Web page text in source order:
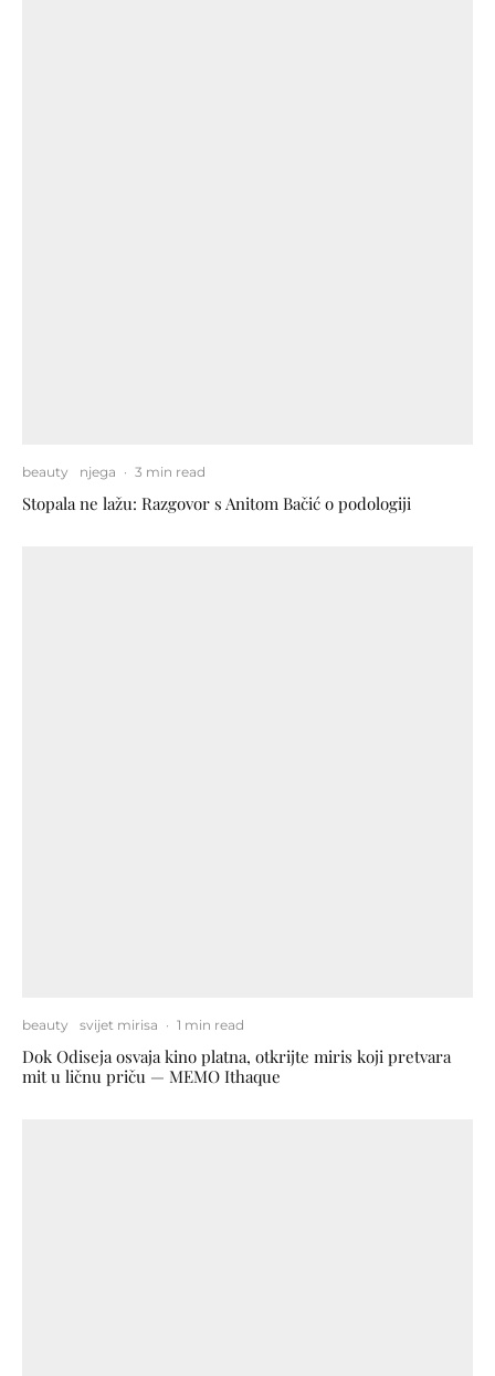
beauty njega · 3 min read
Stopala ne lažu: Razgovor s Anitom Bačić o podologiji
beauty svijet mirisa · 1 min read
Dok Odiseja osvaja kino platna, otkrijte miris koji pretvara
mit u ličnu priču — MEMO Ithaque